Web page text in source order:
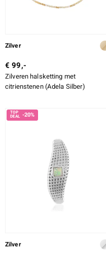
Zilver
€ 99,-
Zilveren halsketting met
citrienstenen (Adela Silber)
-20%
Zilver